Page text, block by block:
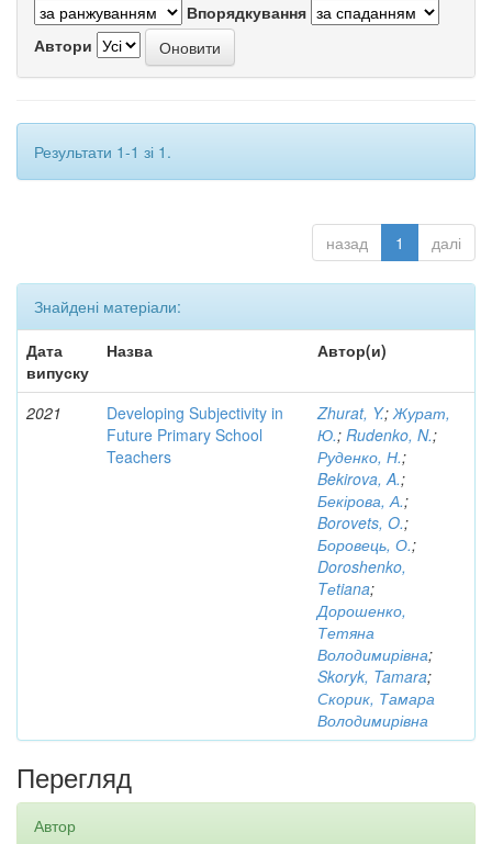
Впорядкування
Автори
Результати 1-1 зі 1.
назад 1 далі
Знайдені матеріали:
Дата
випуску
Назва Автор(и)
2021
Developing Subjectivity in
Future Primary School
Teachers
Zhurat, Y.;Журат,
Ю.; Rudenko, N.;
Руденко, Н.;
Bekirova, A.;
Бекірова, А.;
Borovets, O.;
Боровець, О.;
Doroshenko,
Tеtiana;
Дорошенко,
Тетяна
Володимирівна;
Skoryk, Tamara;
Скорик, Тамара
Володимирівна
Перегляд
Автор